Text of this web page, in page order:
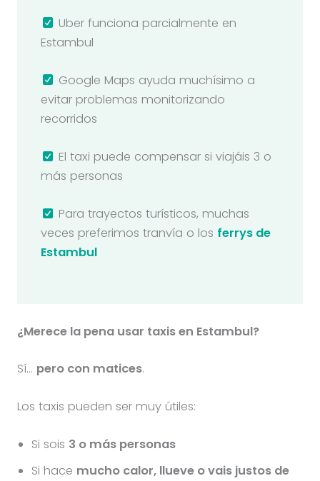
Uber funciona parcialmente en
Estambul
Google Maps ayuda muchísimo a
evitar problemas monitorizando
recorridos
El taxi puede compensar si viajáis 3 o
más personas
Para trayectos turísticos, muchas
veces preferimos tranvía o los ferrys de
Estambul
¿Merece la pena usar taxis en Estambul?
Sí… pero con matices.
Los taxis pueden ser muy útiles:
Si sois 3 o más personas
Si hace mucho calor, llueve o vais justos de